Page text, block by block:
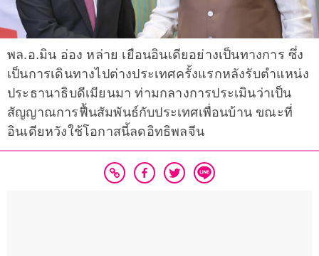
พล.อ.มิน อ่อง หล่าย เยือนอินเดียอย่างเป็นทางการ ซึ่ง
เป็นการเดินทางไปต่างประเทศครั้งแรกหลังรับตำแหน่ง
ประธานาธิบดีเมียนมา ท่ามกลางการประเมินว่าเป็น
สัญญาณการฟื้นสัมพันธ์กับประเทศเพื่อนบ้าน ขณะที่
อินเดียหวังใช้โอกาสนี้ลดอิทธิพลจีน